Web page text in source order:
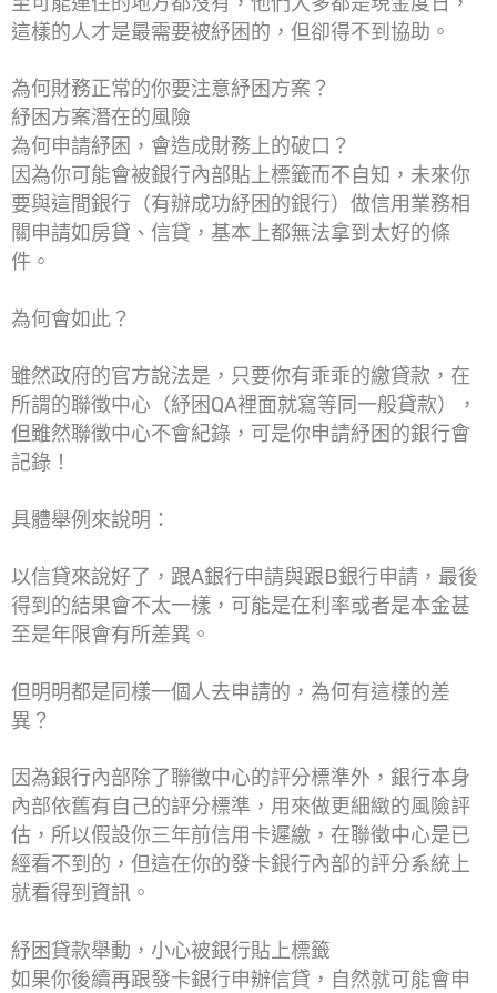
這樣的人才是最需要被紓困的，但卻得不到協助。
為何財務正常的你要注意紓困方案？
紓困方案潛在的風險
為何申請紓困，會造成財務上的破口？
因為你可能會被銀行內部貼上標籤而不自知，未來你
要與這間銀行（有辦成功紓困的銀行）做信用業務相
關申請如房貸、信貸，基本上都無法拿到太好的條
件。
為何會如此？
雖然政府的官方說法是，只要你有乖乖的繳貸款，在
所謂的聯徵中心（紓困QA裡面就寫等同一般貸款），
但雖然聯徵中心不會紀錄，可是你申請紓困的銀行會
記錄！
具體舉例來說明：
以信貸來說好了，跟A銀行申請與跟B銀行申請，最後
得到的結果會不太一樣，可能是在利率或者是本金甚
至是年限會有所差異。
但明明都是同樣一個人去申請的，為何有這樣的差
異？
因為銀行內部除了聯徵中心的評分標準外，銀行本身
內部依舊有自己的評分標準，用來做更細緻的風險評
估，所以假設你三年前信用卡遲繳，在聯徵中心是已
經看不到的，但這在你的發卡銀行內部的評分系統上
就看得到資訊。
紓困貸款舉動，小心被銀行貼上標籤
如果你後續再跟發卡銀行申辦信貸，自然就可能會申